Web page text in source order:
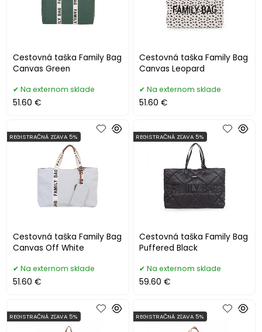
Cestovná taška Family Bag
Canvas Green
Na externom sklade
51.60 €
Cestovná taška Family Bag
Canvas Leopard
Na externom sklade
51.60 €
Cestovná taška Family Bag
Canvas Off White
REGISTRAČNÁ ZĽAVA 5%
Na externom sklade
51.60 €
Cestovná taška Family Bag
Puffered Black
REGISTRAČNÁ ZĽAVA 5%
Na externom sklade
59.60 €
REGISTRAČNÁ ZĽAVA 5% REGISTRAČNÁ ZĽAVA 5%